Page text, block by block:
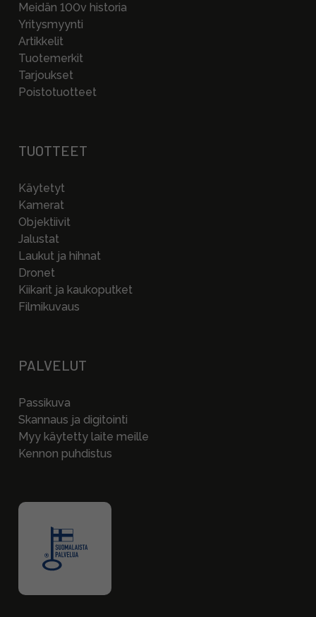
Meidän 100v historia
Yritysmyynti
Artikkelit
Tuotemerkit
Tarjoukset
Poistotuotteet
TUOTTEET
Käytetyt
Kamerat
Objektiivit
Jalustat
Laukut ja hihnat
Dronet
Kiikarit ja kaukoputket
Filmikuvaus
PALVELUT
Passikuva
Skannaus ja digitointi
Myy käytetty laite meille
Kennon puhdistus